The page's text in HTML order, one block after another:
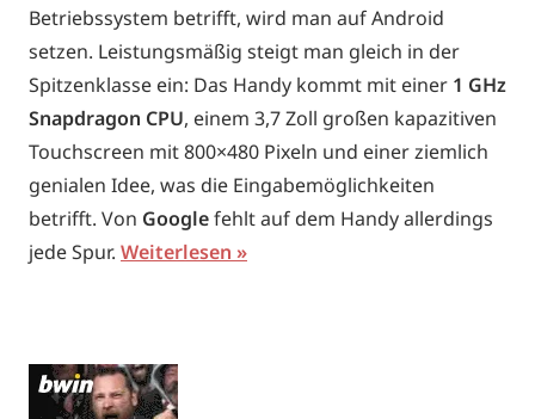
Betriebssystem betrifft, wird man auf Android
setzen. Leistungsmäßig steigt man gleich in der
Spitzenklasse ein: Das Handy kommt mit einer 1 GHz
Snapdragon CPU, einem 3,7 Zoll großen kapazitiven
Touchscreen mit 800×480 Pixeln und einer ziemlich
genialen Idee, was die Eingabemöglichkeiten
betrifft. Von Googlefehlt auf dem Handy allerdings
jede Spur. Weiterlesen